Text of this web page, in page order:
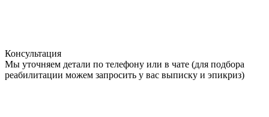
Консультация
Мы уточняем детали по телефону или в чате (для подбора
реабилитации можем запросить у вас выписку и эпикриз)